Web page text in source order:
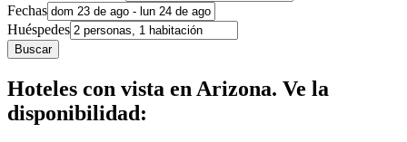
Fechas
Huéspedes
Buscar
Hoteles con vista en Arizona. Ve la
disponibilidad: